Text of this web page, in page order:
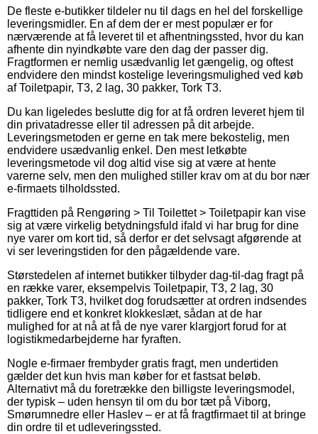
De fleste e-butikker tildeler nu til dags en hel del forskellige
leveringsmidler. En af dem der er mest populær er for
nærværende at få leveret til et afhentningssted, hvor du kan
afhente din nyindkøbte vare den dag der passer dig.
Fragtformen er nemlig usædvanlig let gængelig, og oftest
endvidere den mindst kostelige leveringsmulighed ved køb
af Toiletpapir, T3, 2 lag, 30 pakker, Tork T3.
Du kan ligeledes beslutte dig for at få ordren leveret hjem til
din privatadresse eller til adressen på dit arbejde.
Leveringsmetoden er gerne en tak mere bekostelig, men
endvidere usædvanlig enkel. Den mest letkøbte
leveringsmetode vil dog altid vise sig at være at hente
varerne selv, men den mulighed stiller krav om at du bor nær
e-firmaets tilholdssted.
Fragttiden på Rengøring > Til Toilettet > Toiletpapir kan vise
sig at være virkelig betydningsfuld ifald vi har brug for dine
nye varer om kort tid, så derfor er det selvsagt afgørende at
vi ser leveringstiden for den pågældende vare.
Størstedelen af internet butikker tilbyder dag-til-dag fragt på
en række varer, eksempelvis Toiletpapir, T3, 2 lag, 30
pakker, Tork T3, hvilket dog forudsætter at ordren indsendes
tidligere end et konkret klokkeslæt, sådan at de har
mulighed for at nå at få de nye varer klargjort forud for at
logistikmedarbejderne har fyraften.
Nogle e-firmaer frembyder gratis fragt, men undertiden
gælder det kun hvis man køber for et fastsat beløb.
Alternativt må du foretrække den billigste leveringsmodel,
der typisk – uden hensyn til om du bor tæt på Viborg,
Smørumnedre eller Haslev – er at få fragtfirmaet til at bringe
din ordre til et udleveringssted.